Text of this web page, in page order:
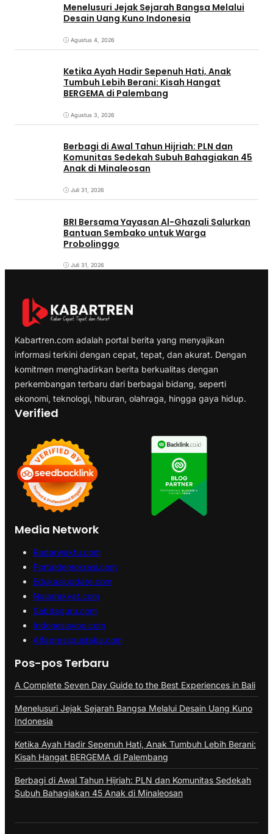
Menelusuri Jejak Sejarah Bangsa Melalui
Desain Uang Kuno Indonesia
Agustus 4, 2026
Ketika Ayah Hadir Sepenuh Hati, Anak
Tumbuh Lebih Berani: Kisah Hangat
BERGEMA di Palembang
Agustus 3, 2026
Berbagi di Awal Tahun Hijriah: PLN dan
Komunitas Sedekah Subuh Bahagiakan 45
Anak di Minaleosan
Juli 31, 2026
BRI Bersama Yayasan Al-Ghazali Salurkan
Bantuan Sembako untuk Warga
Probolinggo
Juli 31, 2026
Kabartren.com adalah portal berita yang menyajikan
informasi terkini dengan cepat, tepat, dan akurat. Dengan
komitmen menghadirkan berita berkualitas dengan
perkembangan terbaru dari berbagai bidang, seperti
ekonomi, teknologi, hiburan, olahraga, hingga gaya hidup.
Verified
Media Network
Radarwaktu.com
Portaldemokrasi.com
Edukasiupdate.com
Nalarrakyat.com
Sabdaguru.com
Indonesiavox.com
Alfapresspustaka.com
Pos-pos Terbaru
A Complete Seven Day Guide to the Best Experiences in Bali
Menelusuri Jejak Sejarah Bangsa Melalui Desain Uang Kuno
Indonesia
Ketika Ayah Hadir Sepenuh Hati, Anak Tumbuh Lebih Berani:
Kisah Hangat BERGEMA di Palembang
Berbagi di Awal Tahun Hijriah: PLN dan Komunitas Sedekah
Subuh Bahagiakan 45 Anak di Minaleosan